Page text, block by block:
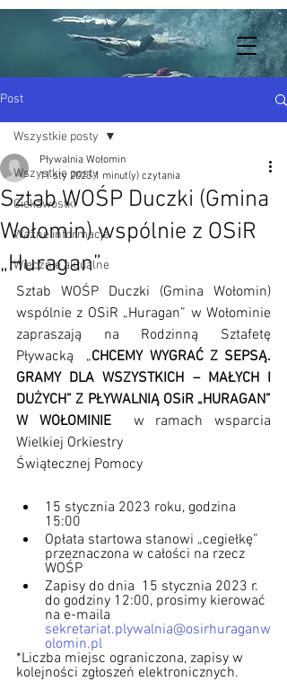
Post
Wszystkie posty
Ciekawostki
Ważne informacje
Wiecznie aktualne
Wszystkie posty
Sztab WOŚP Duczki (Gmina
Wołomin) wspólnie z OSiR
„Huragan”
Pływalnia Wołomin
11 sty 2023 1 minut(y) czytania
Sztab WOŚP Duczki (Gmina Wołomin)
wspólnie z OSiR „Huragan” w Wołominie
zapraszają na Rodzinną Sztafetę
Pływacką  „CHCEMY WYGRAĆ Z SEPSĄ.
GRAMY DLA WSZYSTKICH – MAŁYCH I
DUŻYCH” Z PŁYWALNIĄ OSiR „HURAGAN”
W WOŁOMINIE
w ramach wsparcia
Wielkiej Orkiestry
Świątecznej Pomocy
15 stycznia 2023 roku, godzina
15:00
Opłata startowa stanowi „cegiełkę”
przeznaczona w całości na rzecz
WOŚP
Zapisy do dnia  15 stycznia 2023 r.
do godziny 12:00, prosimy kierować
na e-maila
sekretariat.plywalnia@osirhuraganw
olomin.pl
*Liczba miejsc ograniczona, zapisy w
kolejności zgłoszeń elektronicznych.